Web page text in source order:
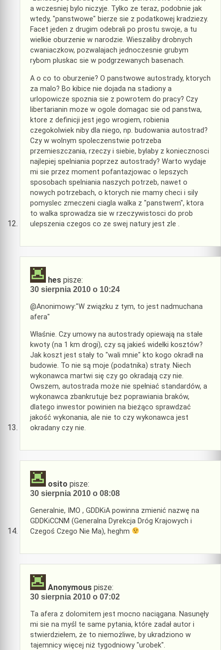
a wczesniej bylo niczyje. Tylko ze teraz, podobnie jak
wtedy, "panstwowe" bierze sie z podatkowej kradziezy.
Facet jeden z drugim odebrali po prostu swoje, a tu
wielkie oburzenie w narodzie. Wieszaliby drobnych
cwaniaczkow, pozwalajach jednoczesnie grubym
rybom pluskac sie w podgrzewanych basenach.
A o co to oburzenie? O panstwowe autostrady, ktorych
za malo? Bo kibice nie dojada na stadiony a
urlopowicze spoznia sie z powrotem do pracy? Czy
libertarianin moze w ogole domagac sie od panstwa,
ktore z definicji jest jego wrogiem, robienia
czegokolwiek niby dla niego, np. budowania autostrad?
Czy w wolnym spoleczenstwie potrzeba
przemieszczania, rzeczy i siebie, bylaby z koniecznosci
najlepiej spelniania poprzez autostrady? Warto wydaje
mi sie przez moment pofantazjowac o lepszych
sposobach spelniania naszych potrzeb, nawet o
nowych potrzebach, o ktorych nie mamy checi i sily
pomyslec zmeczeni ciagla walka z "panstwem", ktora
to walka sprowadza sie w rzeczywistosci do prob
ulepszenia czegos co ze swej natury jest zle .
hes pisze:
30 sierpnia 2010 o 10:24
@Anonimowy:"W związku z tym, to jest nadmuchana
afera"
Właśnie. Czy umowy na autostrady opiewają na stałe
kwoty (na 1 km drogi), czy są jakieś widełki kosztów?
Jak koszt jest stały to "wali mnie" kto kogo okradł na
budowie. To nie są moje (podatnika) straty. Niech
wykonawca martwi się czy go okradają czy nie.
Owszem, autostrada może nie spełniać standardów, a
wykonawca zbankrutuje bez poprawiania braków,
dlatego inwestor powinien na bieżąco sprawdzać
jakość wykonania, ale nie to czy wykonawca jest
okradany czy nie.
osito pisze:
30 sierpnia 2010 o 08:08
Generalnie, IMO , GDDKiA powinna zmienić nazwę na
GDDKiCCNM (Generalna Dyrekcja Dróg Krajowych i
Czegoś Czego Nie Ma), heghm
Anonymous pisze:
30 sierpnia 2010 o 07:02
Ta afera z dolomitem jest mocno naciągana. Nasunęły
mi sie na myśl te same pytania, które zadał autor i
stwierdziełem, że to niemożliwe, by ukradziono w
tajemnicy więcej niż tygodniowy "urobek".